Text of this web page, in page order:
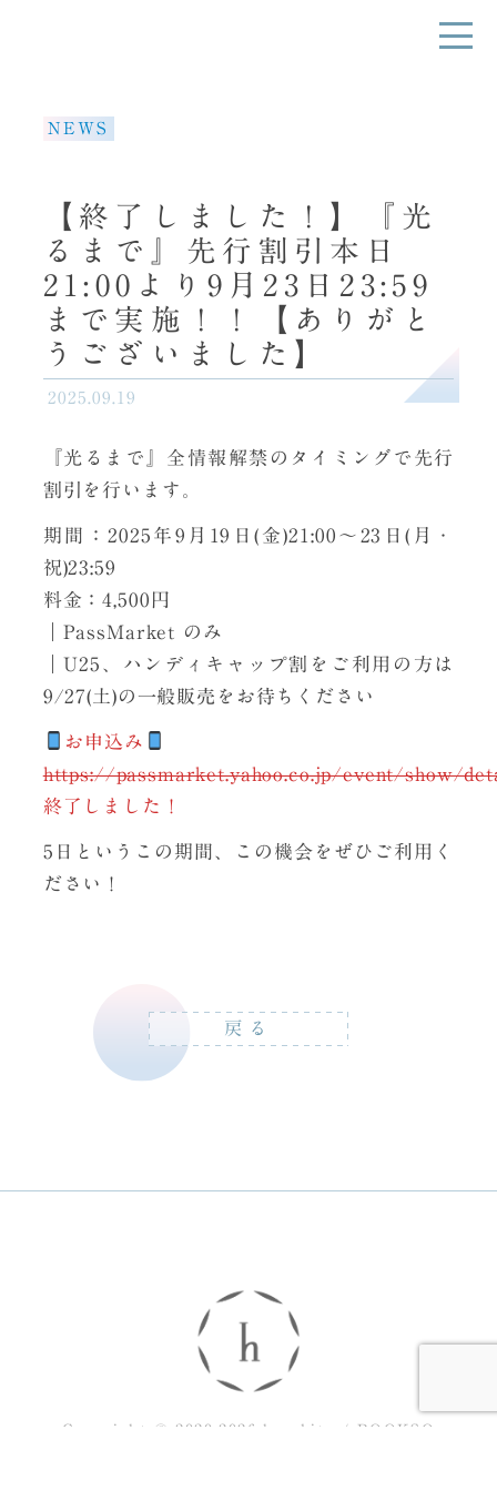
NEWS
【終了しました！】『光
るまで』先行割引本日
21:00より9月23日23:59
まで実施！！【ありがと
うございました】
2025.09.19
『光るまで』全情報解禁のタイミングで先行
割引を行います。
期間：2025年9月19日(金)21:00～23日(月・
祝)23:59
料金：4,500円
｜PassMarket のみ
｜U25、ハンディキャップ割をご利用の方は
9/27(土)の一般販売をお待ちください
お申込み
https://passmarket.yahoo.co.jp/event/show/
終了しました！
5日というこの期間、この機会をぜひご利用く
ださい！
戻る
Copyright © 2020-2026 horobite / BOOKSO